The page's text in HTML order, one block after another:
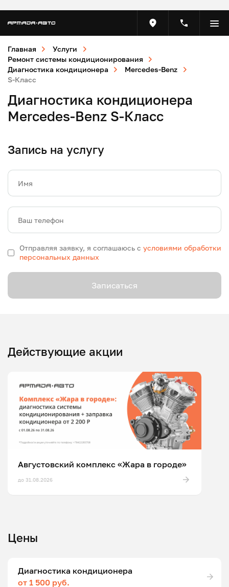
Главная
Услуги
Ремонт системы кондиционирования
Диагностика кондиционера
Mercedes-Benz
S-Класс
Диагностика кондиционера
Mercedes-Benz S-Класс
Запись на услугу
Имя
Ваш телефон
Отправляя заявку, я соглашаюсь с условиями обработки
персональных данных
Записаться
Действующие акции
Августовский комплекс «Жара в городе»
до 31.08.2026
Цены
Диагностика кондиционера
от 1 500 руб.